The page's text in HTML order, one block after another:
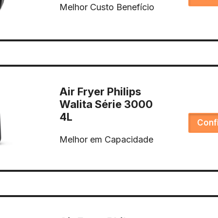
Melhor Custo Benefício
Air Fryer Philips
Walita Série 3000
4L
Melhor em Capacidade